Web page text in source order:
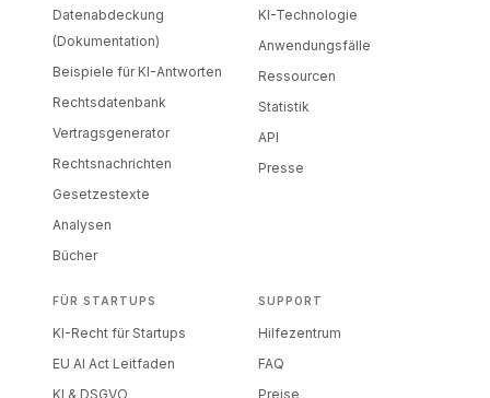
Datenabdeckung
(Dokumentation)
Beispiele für KI-Antworten
Rechtsdatenbank
Vertragsgenerator
Rechtsnachrichten
Gesetzestexte
Analysen
Bücher
KI-Technologie
Anwendungsfälle
Ressourcen
Statistik
API
Presse
FÜR STARTUPS
KI-Recht für Startups
EU AI Act Leitfaden
KI & DSGVO
SUPPORT
Hilfezentrum
FAQ
Preise